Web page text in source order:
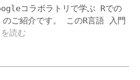
コラボラトリで学ぶ Rでの
ご紹介です。 このR言語 入門
読む